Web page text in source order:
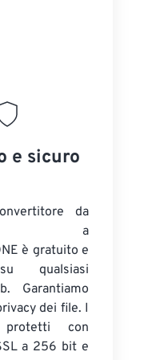
e sicuro
da
a
è gratuito e
qualsiasi
Garantiamo
dei file. I
con
a 256 bit e